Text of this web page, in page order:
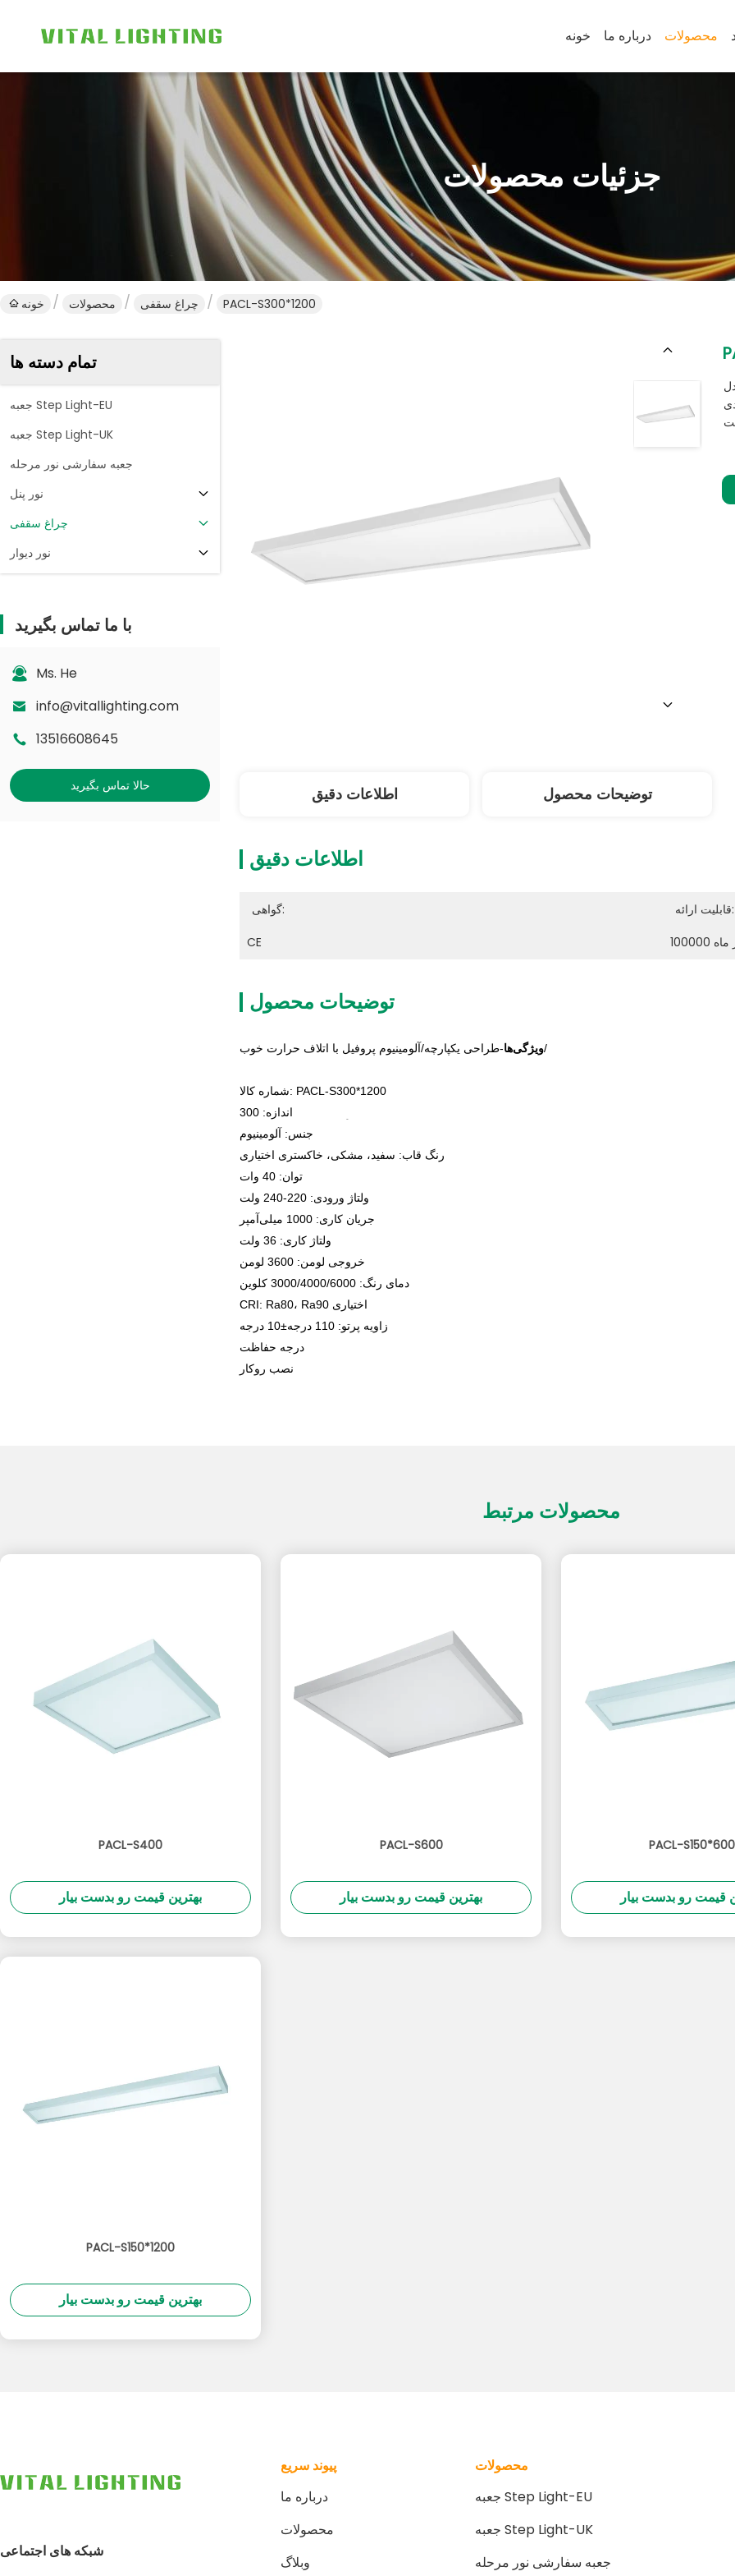
خونه درباره ما محصولات
جزئیات محصولات
خونه محصولات چراغ سقفی PACL-S300*1200
تمام دسته ها
جعبه Step Light-EU
جعبه Step Light-UK
جعبه سفارشی نور مرحله
نور پنل
چراغ سقفی
نور دیوار
با ما تماس بگیرید
Ms. He
info@vitallighting.com
13516608645
حالا تماس بگیرید اطلاعات دقیق توضیحات محصول
اطلاعات دقیق
گواهی:
CE
قابلیت ارائه:
در ماه
توضیحات محصول
ویژگی‌ها-طراحی یکپارچه/آلومینیوم پروفیل با اتلاف حرارت خوب/
شماره کالا: PACL-S300*1200
خروجی لومن: 3600 لومن
نصب روکار
محصولات مرتبط
PACL-S400
بهترین قیمت رو بدست بیار
PACL-S600
بهترین قیمت رو بدست بیار
PACL-S150*600
قیمت رو بدست بیار
PACL-S150*1200
بهترین قیمت رو بدست بیار
شبکه های اجتماعی
پيوند سريع
درباره ما
محصولات
وبلاگ
محصولات
جعبه Step Light-EU
جعبه Step Light-UK
جعبه سفارشی نور مرحله